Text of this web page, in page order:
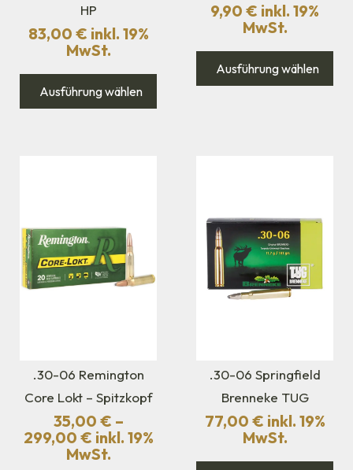
HP
83,00 € inkl. 19%
MwSt.
Ausführung wählen
9,90 € inkl. 19%
MwSt.
Ausführung wählen
.30-06 Remington
Core Lokt – Spitzkopf
35,00 € –
299,00 € inkl. 19%
MwSt.
.30-06 Springfield
Brenneke TUG
77,00 € inkl. 19%
MwSt.